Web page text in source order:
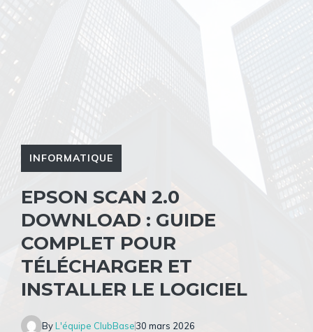
INFORMATIQUE
EPSON SCAN 2.0
DOWNLOAD : GUIDE
COMPLET POUR
TÉLÉCHARGER ET
INSTALLER LE LOGICIEL
ByL'équipe ClubBase30 mars 2026